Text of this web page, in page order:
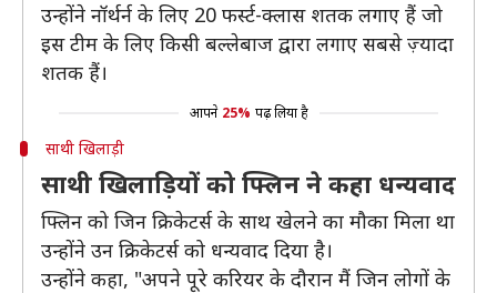
उन्होंने नॉर्थर्न के लिए 20 फर्स्ट-क्लास शतक लगाए हैं जो
इस टीम के लिए किसी बल्लेबाज द्वारा लगाए सबसे ज़्यादा
शतक हैं।
आपने 25% पढ़ लिया है
साथी खिलाड़ी
साथी खिलाड़ियों को फ्लिन ने कहा धन्यवाद
फ्लिन को जिन क्रिकेटर्स के साथ खेलने का मौका मिला था
उन्होंने उन क्रिकेटर्स को धन्यवाद दिया है।
उन्होंने कहा, "अपने पूरे करियर के दौरान मैं जिन लोगों के